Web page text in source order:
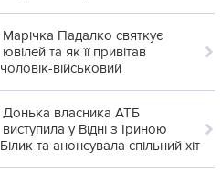
Марічка Падалко святкує
ювілей та як її привітав
чоловік-військовий
Донька власника АТБ
виступила у Відні з Іриною
Білик та анонсувала спільний хіт